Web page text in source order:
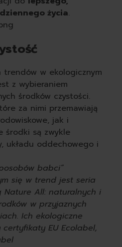
życia.
trendów w ekologicznym
z wybieraniem
środków czystości.
za nimi przemawiają
jak i
środki są zwykle
układu oddechowego i
babci”
się w trend jest seria
All: naturalnych i
w przyjaznych
Ich ekologiczne
EU Ecolabel,